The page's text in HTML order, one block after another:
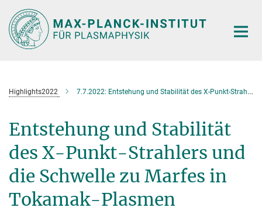
Hauptinhalt
Highlights2022 7.7.2022: Entstehung und Stabilität des X-Punkt-Strahlers und die Schwelle zu Marfes in Tokamak-Plasmen
Entstehung und Stabilität
des X-Punkt-Strahlers und
die Schwelle zu Marfes in
Tokamak-Plasmen